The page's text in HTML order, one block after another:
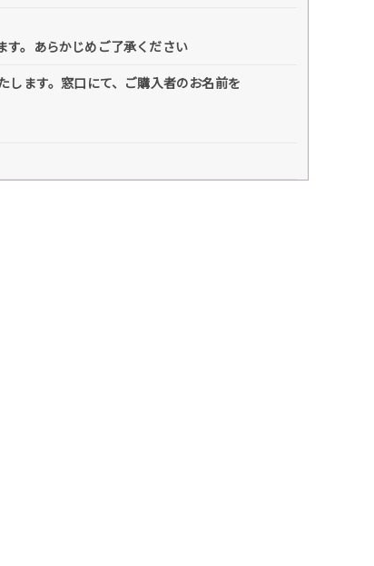
。あらかじめご了承ください
ます。窓口にて、ご購入者のお名前を